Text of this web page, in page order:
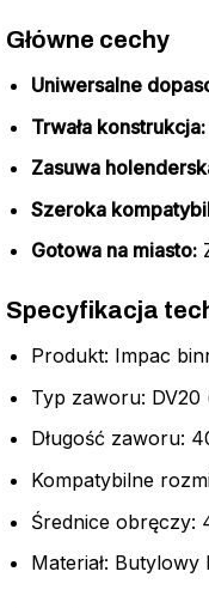
Główne cechy
Uniwersalne
Trwała konstrukcja:
Zasuwa
Szeroka
Gotowa na miasto:
Specyfikacja
Produkt: Impac
Typ zaworu: DV20
Długość zaworu:
Kompatybilne
Średnice
Materiał: